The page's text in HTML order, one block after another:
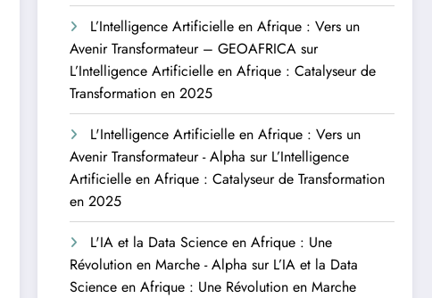
L’Intelligence Artificielle en Afrique : Vers un
Avenir Transformateur – GEOAFRICA sur
L’Intelligence Artificielle en Afrique : Catalyseur de
Transformation en 2025
L'Intelligence Artificielle en Afrique : Vers un
Avenir Transformateur - Alpha sur L’Intelligence
Artificielle en Afrique : Catalyseur de Transformation
en 2025
L'IA et la Data Science en Afrique : Une
Révolution en Marche - Alpha sur L’IA et la Data
Science en Afrique : Une Révolution en Marche